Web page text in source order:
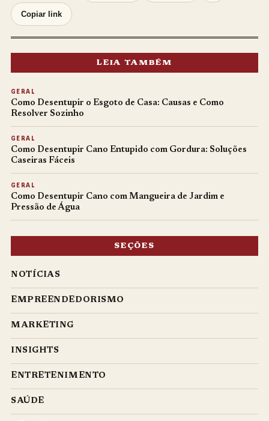
Copiar link
LEIA TAMBÉM
GERAL
Como Desentupir o Esgoto de Casa: Causas e Como
Resolver Sozinho
GERAL
Como Desentupir Cano Entupido com Gordura: Soluções
Caseiras Fáceis
GERAL
Como Desentupir Cano com Mangueira de Jardim e
Pressão de Água
SEÇÕES
NOTÍCIAS
EMPREENDEDORISMO
MARKETING
INSIGHTS
ENTRETENIMENTO
SAÚDE